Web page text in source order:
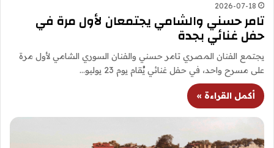
2026-07-18
تامر حسني والشامي يجتمعان لأول مرة في
حفل غنائي بجدة
يجتمع الفنان المصري تامر حسني والفنان السوري الشامي لأول مرة
على مسرح واحد، في حفل غنائي يُقام يوم 23 يوليو…
أكمل القراءة »